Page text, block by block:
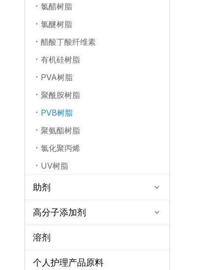
氯醋树脂
氯醚树脂
醋酸丁酸纤维素
有机硅树脂
PVA树脂
聚酰胺树脂
PVB树脂
聚氨酯树脂
氯化聚丙烯
UV树脂
助剂
高分子添加剂
溶剂
个人护理产品原料